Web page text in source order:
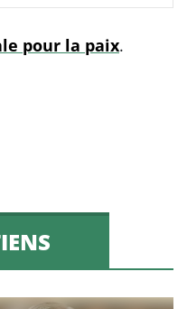
pour la paix.